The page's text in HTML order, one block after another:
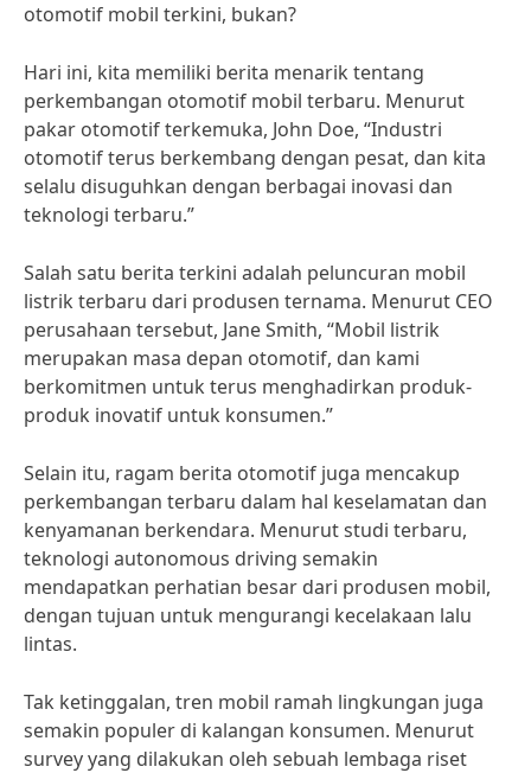
otomotif mobil terkini, bukan?
Hari ini, kita memiliki berita menarik tentang
perkembangan otomotif mobil terbaru. Menurut
pakar otomotif terkemuka, John Doe, “Industri
otomotif terus berkembang dengan pesat, dan kita
selalu disuguhkan dengan berbagai inovasi dan
teknologi terbaru.”
Salah satu berita terkini adalah peluncuran mobil
listrik terbaru dari produsen ternama. Menurut CEO
perusahaan tersebut, Jane Smith, “Mobil listrik
merupakan masa depan otomotif, dan kami
berkomitmen untuk terus menghadirkan produk-
produk inovatif untuk konsumen.”
Selain itu, ragam berita otomotif juga mencakup
perkembangan terbaru dalam hal keselamatan dan
kenyamanan berkendara. Menurut studi terbaru,
teknologi autonomous driving semakin
mendapatkan perhatian besar dari produsen mobil,
dengan tujuan untuk mengurangi kecelakaan lalu
lintas.
Tak ketinggalan, tren mobil ramah lingkungan juga
semakin populer di kalangan konsumen. Menurut
survey yang dilakukan oleh sebuah lembaga riset